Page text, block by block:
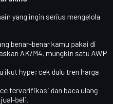
yang ingin serius mengelola
benar-benar kamu pakai di
AK/M4, mungkin satu AWP
ikut hype; cek dulu tren harga
terverifikasi dan baca ulang
beli.